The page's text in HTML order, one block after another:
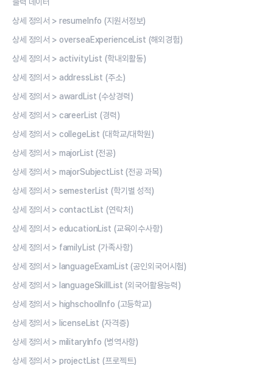
상세 정의서 > resumeInfo (지원서정보)
상세 정의서 > overseaExperienceList (해외경험)
상세 정의서 > activityList (학내외활동)
상세 정의서 > addressList (주소)
상세 정의서 > awardList (수상경력)
상세 정의서 > careerList (경력)
상세 정의서 > collegeList (대학교/대학원)
상세 정의서 > majorList (전공)
상세 정의서 > majorSubjectList (전공 과목)
상세 정의서 > semesterList (학기별 성적)
상세 정의서 > contactList (연락처)
상세 정의서 > educationList (교육이수사항)
상세 정의서 > familyList (가족사항)
상세 정의서 > languageExamList (공인외국어시험)
상세 정의서 > languageSkillList (외국어활용능력)
상세 정의서 > highschoolInfo (고등학교)
상세 정의서 > licenseList (자격증)
상세 정의서 > militaryInfo (병역사항)
상세 정의서 > projectList (프로젝트)